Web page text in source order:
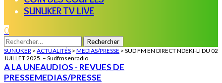
SUNUKER TV LIVE
0
Rechercher :
SUNUKER > ACTUALITÉS > MEDIAS/PRESSE > SUD FM EN DIRECT NDEKI-LI DU 02
JUILLET 2025. – Sudfmsenradio
A LA UNEAUDIOS - REVUES DE
PRESSEMEDIAS/PRESSE